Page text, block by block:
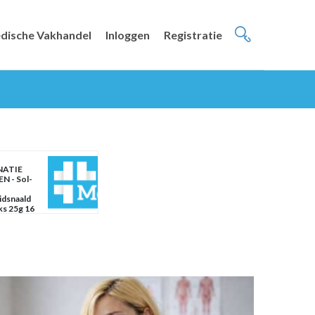
Vakhandel Inloggen Registratie
- Sol-
25g 16